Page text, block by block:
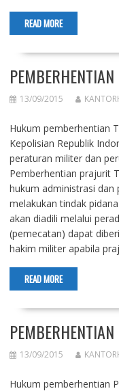
READ MORE
13/09/2015
Hukum pemberhentian
Kepolisian Republik
peraturan militer dan
Pemberhentian prajurit
hukum administrasi dan
melakukan tindak
akan diadili melalui
(pemecatan) dapat
hakim militer apabila
READ MORE
13/09/2015
Hukum pemberhentian